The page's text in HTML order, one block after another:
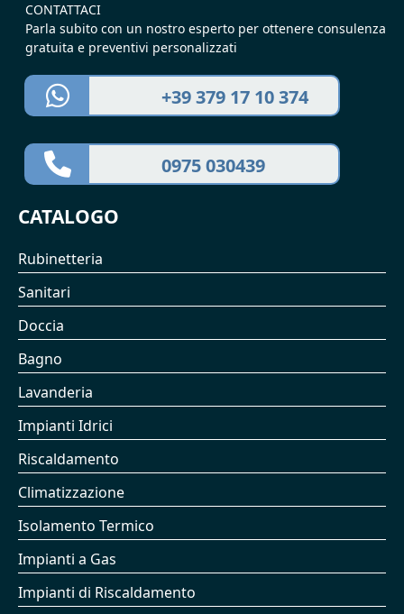
CONTATTACI
Parla subito con un nostro esperto per ottenere consulenza
gratuita e preventivi personalizzati
+39 379 17 10 374
0975 030439
CATALOGO
Rubinetteria
Sanitari
Doccia
Bagno
Lavanderia
Impianti Idrici
Riscaldamento
Climatizzazione
Isolamento Termico
Impianti a Gas
Impianti di Riscaldamento